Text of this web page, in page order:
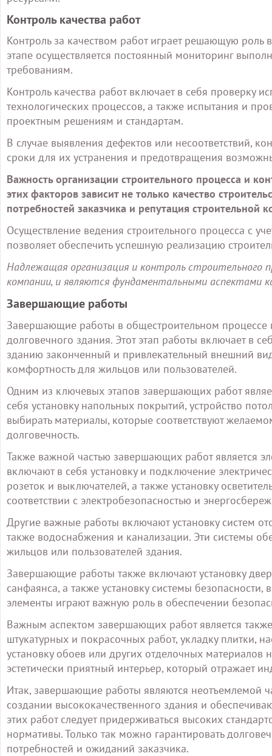
Контроль качества работ
Контроль за качеством работ играет решающую
этапе осуществляется постоянный мониторинг
требованиям.
Контроль качества работ включает в себя проверку
технологических процессов, а также испытания и
проектным решениям и стандартам.
В случае выявления дефектов или несоответствий,
сроки для их устранения и предотвращения
Важность организации строительного процесса и
этих факторов зависит не только качество
потребностей заказчика и репутация строительной
Осуществление ведения строительного процесса с
позволяет обеспечить успешную реализацию
Надлежащая организация и контроль строительного
компании, и являются фундаментальными аспектами
Завершающие работы
Завершающие работы в общестроительном
долговечного здания. Этот этап работы включает в
зданию законченный и привлекательный внешний
комфортность для жильцов или пользователей.
Одним из ключевых этапов завершающих работ
себя установку напольных покрытий, устройство
выбирать материалы, которые соответствуют
долговечность.
Также важной частью завершающих работ является
включают в себя установку и подключение
розеток и выключателей, а также установку
соответствии с электробезопасностью и
Другие важные работы включают установку систем
также водоснабжения и канализации. Эти системы
жильцов или пользователей здания.
Завершающие работы также включают установку
санфаянса, а также установку системы
элементы играют важную роль в обеспечении
Важным аспектом завершающих работ является
штукатурных и покрасочных работ, укладку плитки,
установку обоев или других отделочных материалов
эстетически приятный интерьер, который отражает
Итак, завершающие работы являются неотъемлемой
создании высококачественного здания и
этих работ следует придерживаться высоких
нормативы. Только так можно гарантировать
потребностей и ожиданий заказчика.